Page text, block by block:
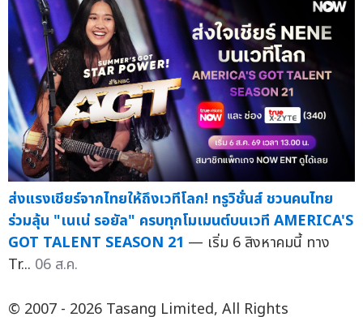
ส่งแรงเชียร์จากไทยให้ถึงเวทีโลก! ทรูวิชั่นส์ ชวนคนไทย
ร่วมลุ้น "เนเน่ รอยัล" ครบทุกโมเมนต์บนเวที AMERICA'S
GOT TALENT SEASON 21 — เริ่ม 6 สิงหาคมนี้ ทาง
Tr... 06 ส.ค.
© 2007 - 2026 Tasang Limited, All Rights